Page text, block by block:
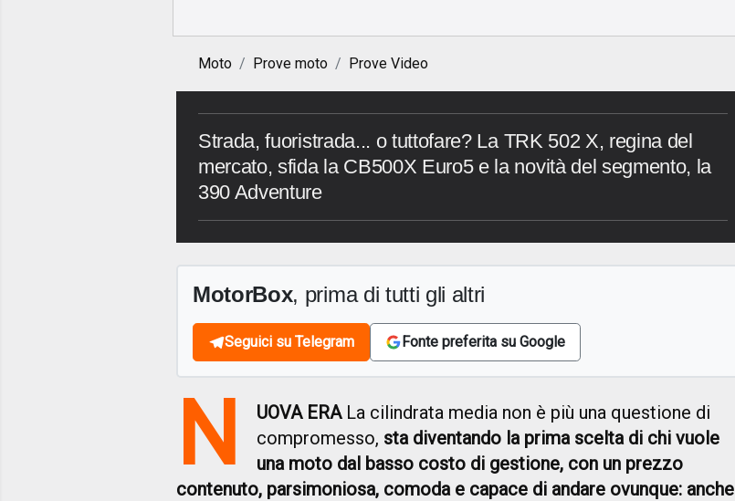
Moto Prove moto Prove Video
Strada, fuoristrada... o tuttofare? La TRK 502 X, regina del
mercato, sfida la CB500X Euro5 e la novità del segmento, la
390 Adventure
MotorBox, prima di tutti gli altri
Seguici su Telegram Fonte preferita su Google
N UOVA ERALa cilindrata media non è più una questione di
compromesso, sta diventando la prima scelta di chi vuole
una moto dal basso costo di gestione, con un prezzo
contenuto, parsimoniosa, comoda e capace di andare ovunque: anche